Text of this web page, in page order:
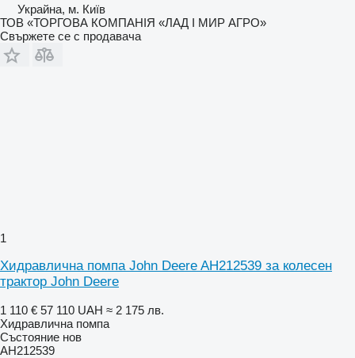
Украйна, м. Київ
ТОВ «ТОРГОВА КОМПАНІЯ «ЛАД І МИР АГРО»
Свържете се с продавача
1
Хидравлична помпа John Deere AH212539 за колесен
трактор John Deere
1 110 € 57 110 UAH ≈ 2 175 лв.
Хидравлична помпа
Състояние нов
AH212539